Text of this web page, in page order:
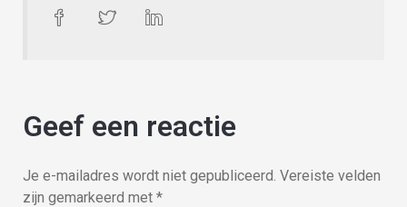
Geef een reactie
Je e-mailadres wordt niet gepubliceerd. Vereiste velden
zijn gemarkeerd met *